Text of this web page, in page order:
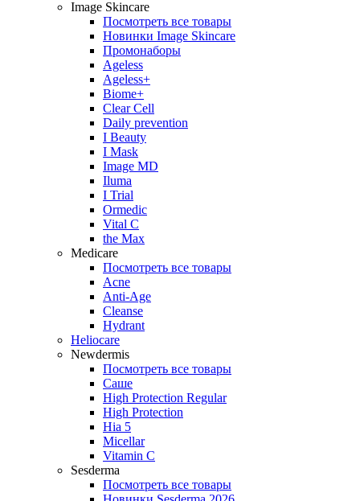
Image Skincare
Посмотреть все товары
Новинки Image Skincare
Промонаборы
Ageless
Ageless+
Biome+
Clear Cell
Daily prevention
I Beauty
I Mask
Image MD
Iluma
I Trial
Ormedic
Vital C
the Max
Medicare
Посмотреть все товары
Acne
Anti‑Age
Cleanse
Hydrant
Heliocare
Newdermis
Посмотреть все товары
Саше
High Protection Regular
High Protection
Hia 5
Micellar
Vitamin C
Sesderma
Посмотреть все товары